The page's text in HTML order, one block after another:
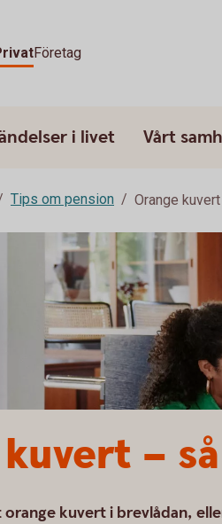
Företag
i livet Vårt
Tips om pension Orange kuvert
kuvert –
kuvert i brevlådan,